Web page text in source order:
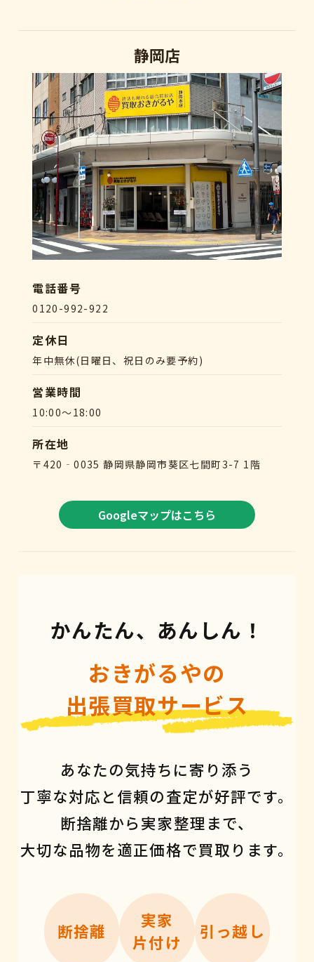
静岡店
電話番号
0120-992-922
定休日
年中無休(日曜日、祝日のみ要予約)
営業時間
10:00～18:00
所在地
〒420‐0035 静岡県静岡市葵区七間町3-7 1階
Googleマップはこちら
かんたん、あんしん！
おきがるやの
出張買取サービス
あなたの気持ちに寄り添う
丁寧な対応と信頼の査定が好評です。
断捨離から実家整理まで、
大切な品物を適正価格で買取ります。
断捨離
実家
片付け
引っ越し